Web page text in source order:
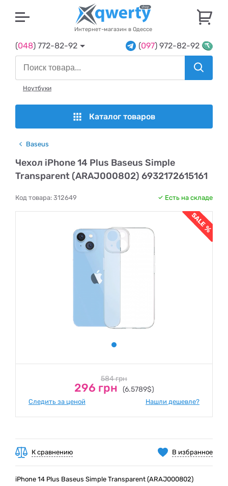
Интернет-магазин в Одессе
(048) 772-82-92 (097) 972-82-92
Ноутбуки
Каталог товаров
Baseus
Чехол iPhone 14 Plus Baseus Simple
Transparent (ARAJ000802) 6932172615161
Код товара: 312649 Есть на складе
584 грн
296 грн (6.5789$)
Следить за ценой Нашли дешевле?
В избранное
К сравнению
iPhone 14 Plus Baseus Simple Transparent (ARAJ000802)